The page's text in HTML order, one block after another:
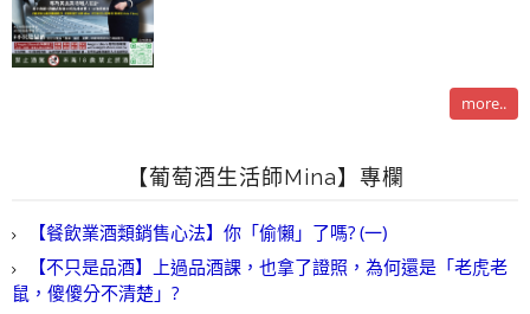
more..
【葡萄酒生活師Mina】專欄
【餐飲業酒類銷售心法】你「偷懶」了嗎? (一)
【不只是品酒】上過品酒課，也拿了證照，為何還是「老虎老
鼠，傻傻分不清楚」?